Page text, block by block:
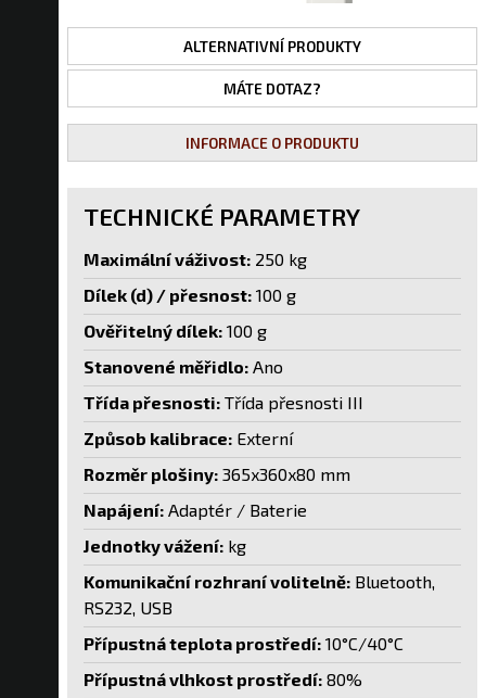
INFORMACE O PRODUKTU
ALTERNATIVNÍ PRODUKTY
MÁTE DOTAZ?
TECHNICKÉ PARAMETRY
Maximální váživost: 250 kg
Dílek (d) / přesnost: 100 g
Ověřitelný dílek: 100 g
Stanovené měřidlo: Ano
Třída přesnosti: Třída přesnosti III
Způsob kalibrace: Externí
Rozměr plošiny: 365x360x80 mm
Napájení: Adaptér / Baterie
Jednotky vážení: kg
Komunikační rozhraní volitelně: Bluetooth,
RS232, USB
Přípustná teplota prostředí: 10°C/40°C
Přípustná vlhkost prostředí: 80%